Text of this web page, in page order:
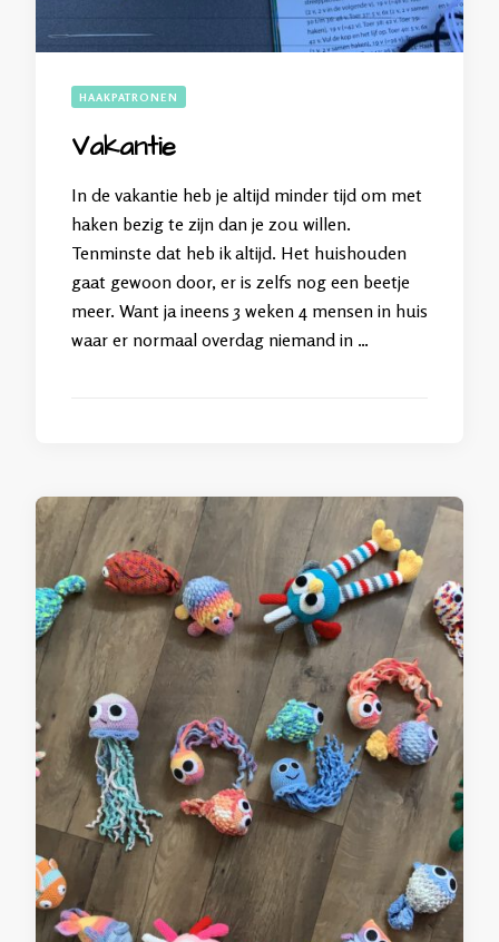
HAAKPATRONEN
Vakantie
In de vakantie heb je altijd minder tijd om met
haken bezig te zijn dan je zou willen.
Tenminste dat heb ik altijd. Het huishouden
gaat gewoon door, er is zelfs nog een beetje
meer. Want ja ineens 3 weken 4 mensen in huis
waar er normaal overdag niemand in …